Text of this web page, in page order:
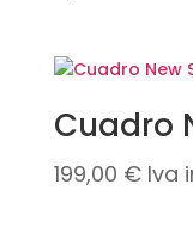
Cuadro
199,00 € Iva